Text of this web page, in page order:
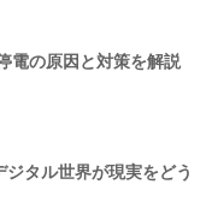
電の原因と対策を解説
タル世界が現実をどう